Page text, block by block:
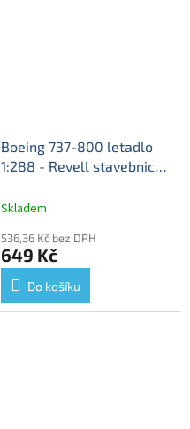
Boeing 737-800 letadlo
1:288 - Revell stavebnice
stavebnice Revell
Skladem
536,36 Kč bez DPH
649 Kč
Do košíku